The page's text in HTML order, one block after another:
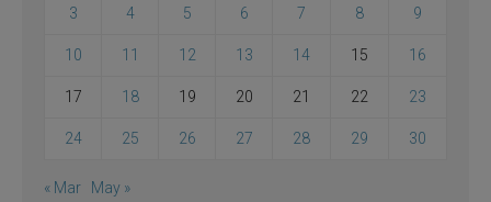
3 4 5 6 7 8 9
10 11 12 13 14 15 16
17 18 19 20 21 22 23
24 25 26 27 28 29 30
« Mar May »